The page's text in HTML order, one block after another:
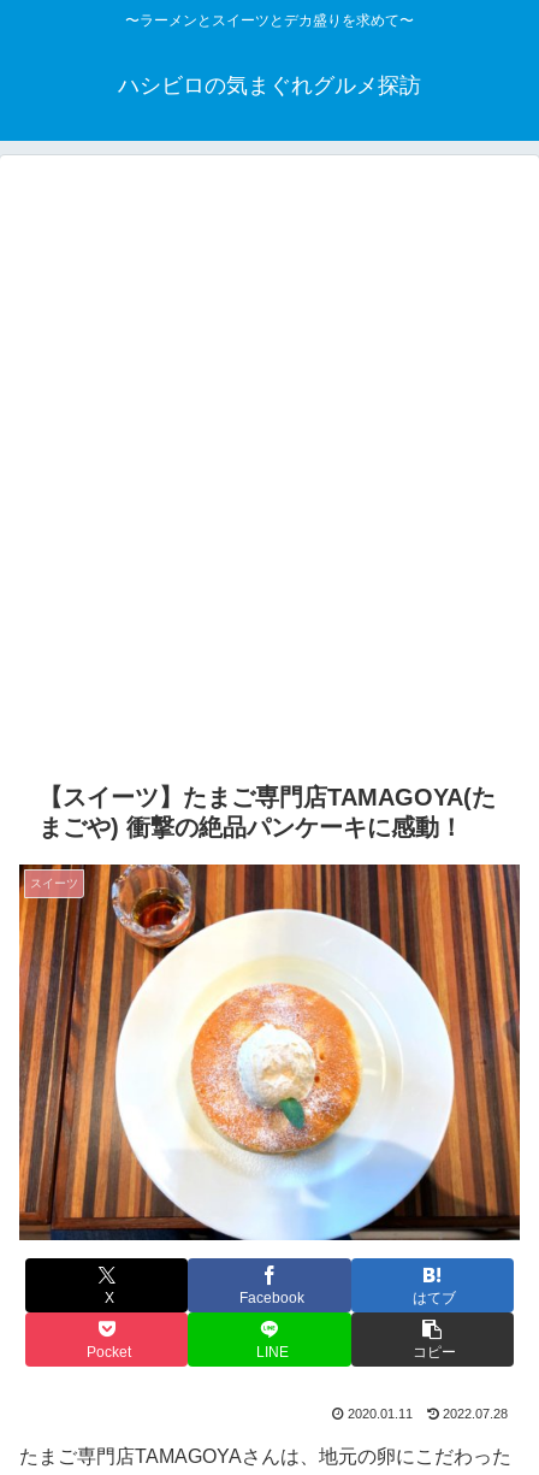
〜ラーメンとスイーツとデカ盛りを求めて〜
ハシビロの気まぐれグルメ探訪
【スイーツ】たまご専門店TAMAGOYA(た
まごや) 衝撃の絶品パンケーキに感動！
スイーツ
X Facebook はてブ
Pocket LINE コピー
2020.01.11 2022.07.28
たまご専門店TAMAGOYAさんは、地元の卵にこだわった